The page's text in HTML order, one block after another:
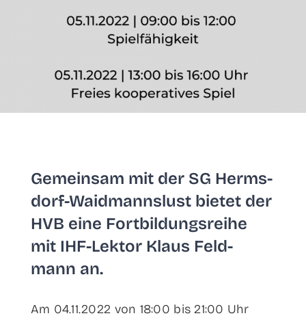
Gemein­sam mit der SG Herm­s­­
dorf-Wai­d­­manns­lust bie­tet der
HVB eine Fort­bil­dungs­rei­he
mit IHF-Lek­­tor Klaus Feld­
mann an.
Am 04.11.2022 von 18:00 bis 21:00 Uhr